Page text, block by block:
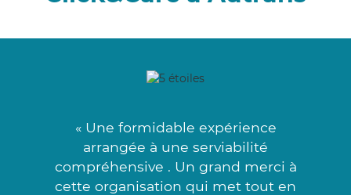
« Une formidable expérience
arrangée à une serviabilité
compréhensive . Un grand merci à
cette organisation qui met tout en